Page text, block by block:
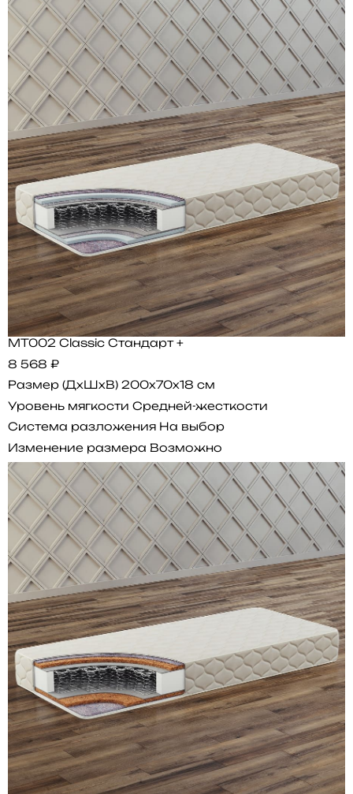
MT002 Classic Стандарт +
8 568 ₽
Размер (ДхШхВ) 200x70x18 см
Уровень мягкости Средней-жесткости
Система разложения На выбор
Изменение размера Возможно